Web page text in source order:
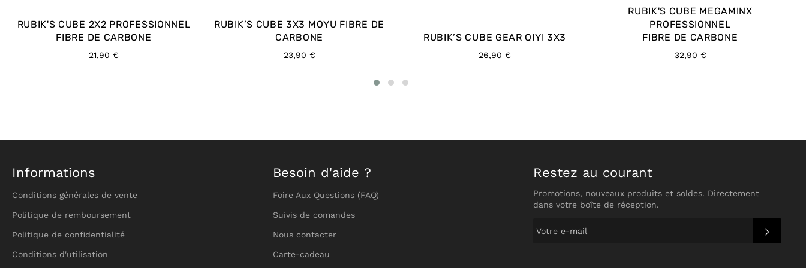
RUBIK'S CUBE 2X2 PROFESSIONNEL
FIBRE DE CARBONE
Prix
21,90 €
RUBIK’S CUBE 3X3 MOYU FIBRE DE
CARBONE
Prix
23,90 €
RUBIK’S CUBE GEAR QIYI 3X3
Prix
26,90 €
RUBIK'S CUBE MEGAMINX
PROFESSIONNEL
FIBRE DE CARBONE
Prix
32,90 €
Informations
Conditions générales de vente
Politique de remboursement
Politique de confidentialité
Conditions d'utilisation
Besoin d'aide ?
Foire Aux Questions (FAQ)
Suivis de comandes
Nous contacter
Carte-cadeau
Restez au courant
Promotions, nouveaux produits et soldes. Directement
dans votre boîte de réception.